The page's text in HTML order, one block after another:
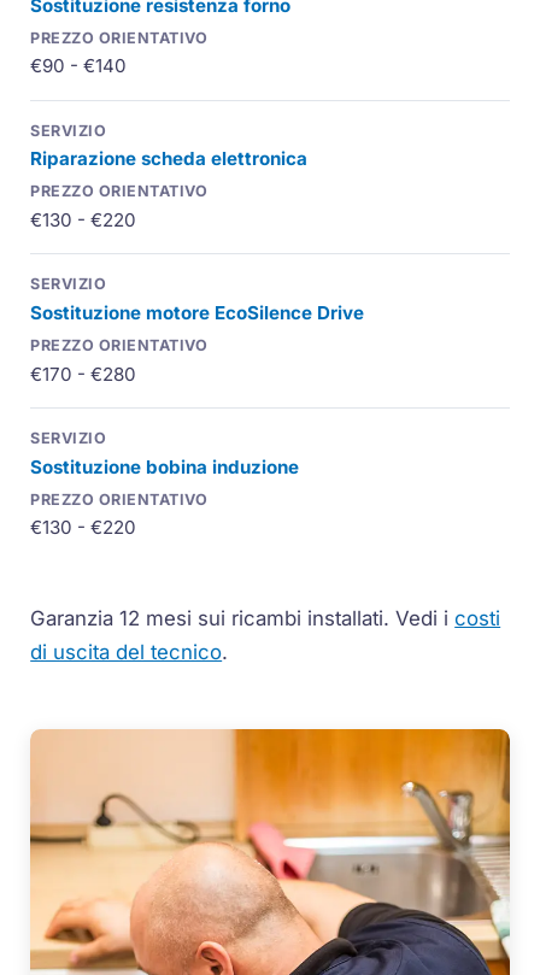
Sostituzione resistenza forno
€90 - €140
Riparazione scheda elettronica
€130 - €220
Sostituzione motore EcoSilence Drive
€170 - €280
Sostituzione bobina induzione
€130 - €220
Garanzia 12 mesi sui ricambi installati. Vedi icosti
di uscita del tecnico.